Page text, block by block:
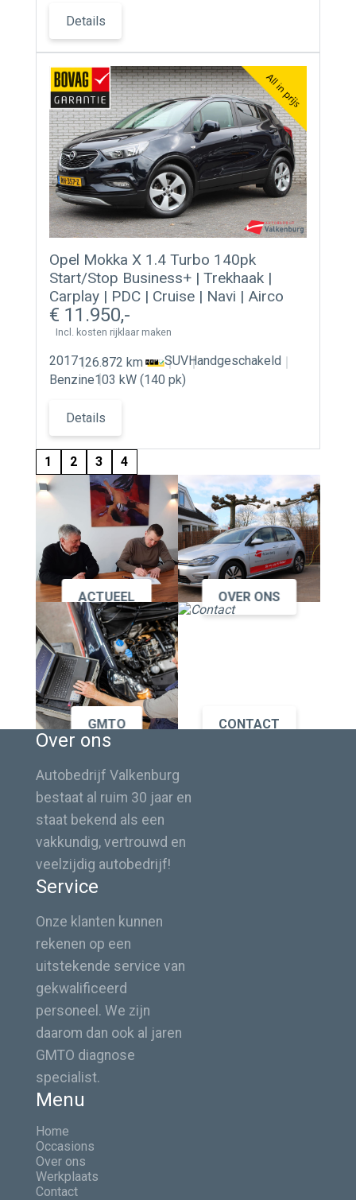
Details
Opel Mokka X 1.4 Turbo 140pk
Start/Stop Business+ | Trekhaak |
Carplay | PDC | Cruise | Navi | Airco
11.950
Incl. kosten rijklaar maken
2017126.872 km SUVHandgeschakeld
Benzine103 kW (140 pk)
Details
1 2 3 4
ACTUEEL OVER ONS
GMTO CONTACT
Over ons
Autobedrijf Valkenburg
bestaat al ruim 30 jaar en
staat bekend als een
vakkundig, vertrouwd en
veelzijdig autobedrijf!
Service
Onze klanten kunnen
rekenen op een
uitstekende service van
gekwalificeerd
personeel. We zijn
daarom dan ook al jaren
GMTO diagnose
specialist.
Menu
Home
Occasions
Over ons
Werkplaats
Contact